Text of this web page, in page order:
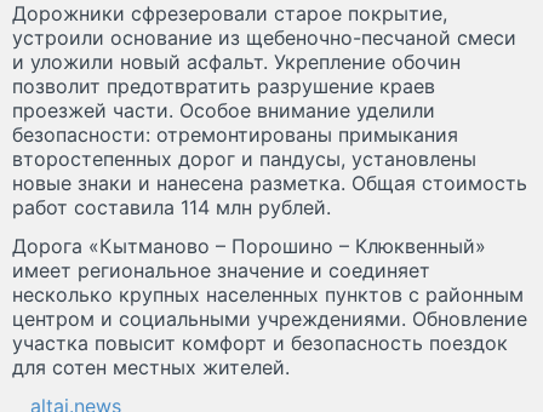
Дорожники сфрезеровали старое покрытие,
устроили основание из щебеночно-песчаной смеси
и уложили новый асфальт. Укрепление обочин
позволит предотвратить разрушение краев
проезжей части. Особое внимание уделили
безопасности: отремонтированы примыкания
второстепенных дорог и пандусы, установлены
новые знаки и нанесена разметка. Общая стоимость
работ составила 114 млн рублей.
Дорога «Кытманово – Порошино – Клюквенный»
имеет региональное значение и соединяет
несколько крупных населенных пунктов с районным
центром и социальными учреждениями. Обновление
участка повысит комфорт и безопасность поездок
для сотен местных жителей.
altai.news